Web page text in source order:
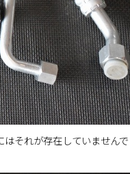
それが存在していませんで